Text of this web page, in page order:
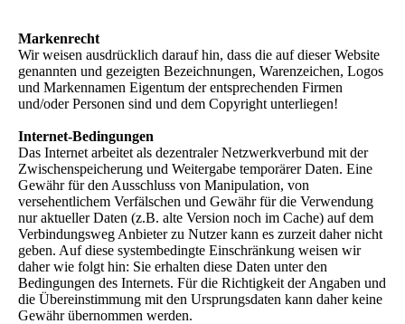
Markenrecht
Wir weisen ausdrücklich darauf hin, dass die auf dieser Website
genannten und gezeigten Bezeichnungen, Warenzeichen, Logos
und Markennamen Eigentum der entsprechenden Firmen
und/oder Personen sind und dem Copyright unterliegen!
Internet-Bedingungen
Das Internet arbeitet als dezentraler Netzwerkverbund mit der
Zwischenspeicherung und Weitergabe temporärer Daten. Eine
Gewähr für den Ausschluss von Manipulation, von
versehentlichem Verfälschen und Gewähr für die Verwendung
nur aktueller Daten (z.B. alte Version noch im Cache) auf dem
Verbindungsweg Anbieter zu Nutzer kann es zurzeit daher nicht
geben. Auf diese systembedingte Einschränkung weisen wir
daher wie folgt hin: Sie erhalten diese Daten unter den
Bedingungen des Internets. Für die Richtigkeit der Angaben und
die Übereinstimmung mit den Ursprungsdaten kann daher keine
Gewähr übernommen werden.